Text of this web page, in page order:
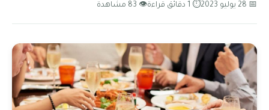
📅 28 يوليو 2023 ⏱ 1 دقائق قراءة 👁 83 مشاهدة